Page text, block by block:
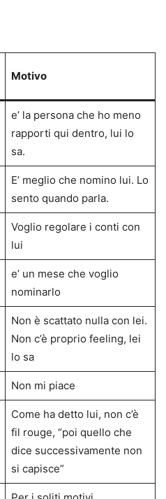
Motivo
e’ la persona che ho meno
rapporti qui dentro, lui lo
sa.
E’ meglio che nomino lui. Lo
sento quando parla.
Voglio regolare i conti con
lui
e’ un mese che voglio
nominarlo
Non è scattato nulla con lei.
Non c’è proprio feeling, lei
lo sa
Non mi piace
Come ha detto lui, non c’è
fil rouge, “poi quello che
dice successivamente non
si capisce”